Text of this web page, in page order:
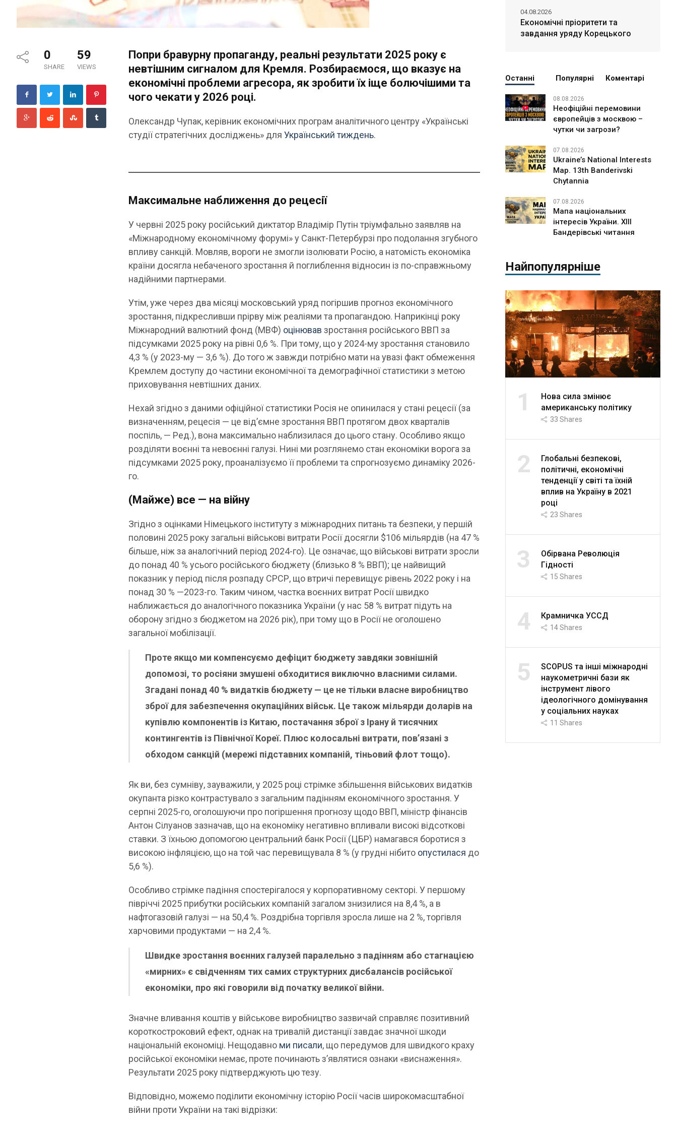
0
SHARE
59
VIEWS
Попри бравурну пропаганду, реальні результати 2025 року є
невтішним сигналом для Кремля. Розбираємося, що вказує на
економічні проблеми агресора, як зробити їх іще болючішими та
чого чекати у 2026 році.
Олександр Чупак, керівник економічних програм аналітичного центру «Українські
студії стратегічних досліджень» для Український тиждень.
Максимальне наближення до рецесії
У червні 2025 року російський диктатор Владімір Путін тріумфально заявляв на
«Міжнародному економічному форумі» у Санкт-Петербурзі про подолання згубного
впливу санкцій. Мовляв, вороги не змогли ізолювати Росію, а натомість економіка
країни досягла небаченого зростання й поглиблення відносин із по-справжньому
надійними партнерами.
Утім, уже через два місяці московський уряд погіршив прогноз економічного
зростання, підкресливши прірву між реаліями та пропагандою. Наприкінці року
Міжнародний валютний фонд (МВФ) оцінював зростання російського ВВП за
підсумками 2025 року на рівні 0,6 %. При тому, що у 2024-му зростання становило
4,3 % (у 2023-му — 3,6 %). До того ж завжди потрібно мати на увазі факт обмеження
Кремлем доступу до частини економічної та демографічної статистики з метою
приховування невтішних даних.
Нехай згідно з даними офіційної статистики Росія не опинилася у стані рецесії (за
визначенням, рецесія — це від’ємне зростання ВВП протягом двох кварталів
поспіль, — Ред.), вона максимально наблизилася до цього стану. Особливо якщо
розділяти воєнні та невоєнні галузі. Нині ми розглянемо стан економіки ворога за
підсумками 2025 року, проаналізуємо її проблеми та спрогнозуємо динаміку 2026-
го.
(Майже) все — на війну
Згідно з оцінками Німецького інституту з міжнародних питань та безпеки, у першій
половині 2025 року загальні військові витрати Росії досягли $106 мільярдів (на 47 %
більше, ніж за аналогічний період 2024-го). Це означає, що військові витрати зросли
до понад 40 % усього російського бюджету (близько 8 % ВВП); це найвищий
показник у період після розпаду СРСР, що втричі перевищує рівень 2022 року і на
понад 30 % —2023-го. Таким чином, частка воєнних витрат Росії швидко
наближається до аналогічного показника України (у нас 58 % витрат підуть на
оборону згідно з бюджетом на 2026 рік), при тому що в Росії не оголошено
загальної мобілізації.
Проте якщо ми компенсуємо дефіцит бюджету завдяки зовнішній
допомозі, то росіяни змушені обходитися виключно власними силами.
Згадані понад 40 % видатків бюджету — це не тільки власне виробництво
зброї для забезпечення окупаційних військ. Це також мільярди доларів на
купівлю компонентів із Китаю, постачання зброї з Ірану й тисячних
контингентів із Північної Кореї. Плюс колосальні витрати, пов’язані з
обходом санкцій (мережі підставних компаній, тіньовий флот тощо).
Як ви, без сумніву, зауважили, у 2025 році стрімке збільшення військових видатків
окупанта різко контрастувало з загальним падінням економічного зростання. У
серпні 2025-го, оголошуючи про погіршення прогнозу щодо ВВП, міністр фінансів
Антон Сілуанов зазначав, що на економіку негативно впливали високі відсоткові
ставки. З їхньою допомогою центральний банк Росії (ЦБР) намагався боротися з
високою інфляцією, що на той час перевищувала 8 % (у грудні нібито опустилася до
5,6 %).
Особливо стрімке падіння спостерігалося у корпоративному секторі. У першому
півріччі 2025 прибутки російських компаній загалом знизилися на 8,4 %, а в
нафтогазовій галузі — на 50,4 %. Роздрібна торгівля зросла лише на 2 %, торгівля
харчовими продуктами — на 2,4 %.
Швидке зростання воєнних галузей паралельно з падінням або стагнацією
«мирних» є свідченням тих самих структурних дисбалансів російської
економіки, про які говорили від початку великої війни.
Значне вливання коштів у військове виробництво зазвичай справляє позитивний
короткостроковий ефект, однак на тривалій дистанції завдає значної шкоди
національній економіці. Нещодавно ми писали, що передумов для швидкого краху
російської економіки немає, проте починають з’являтися ознаки «виснаження».
Результати 2025 року підтверджують цю тезу.
Відповідно, можемо поділити економічну історію Росії часів широкомасштабної
війни проти України на такі відрізки:
Економічні пріоритети та
завдання уряду Корецького
04.08.2026
Останні Популярні Коментарі
08.08.2026
Неофіційні перемовини
європейців з москвою –
чутки чи загрози?
07.08.2026
Ukraine’s National Interests
Map. 13th Banderivski
Chytannia
07.08.2026
Мапа національних
інтересів України. ХІІІ
Бандерівські читання
Найпопулярніше
1
Нова сила змінює
американську політику
33 Shares
2
Глобальні безпекові,
політичні, економічні
тенденції у світі та їхній
вплив на Україну в 2021
році
23 Shares
3
Обірвана Революція
Гідності
15 Shares
4 Крамничка УССД
14Shares
5
SCOPUS та інші міжнародні
наукометричні бази як
інструмент лівого
ідеологічного домінування
у соціальних науках
11 Shares